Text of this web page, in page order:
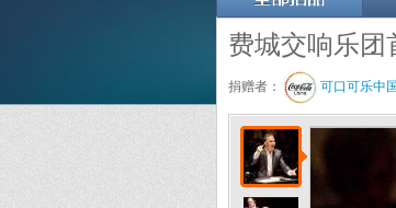
费城交响乐团
捐赠者： 可口可乐中国